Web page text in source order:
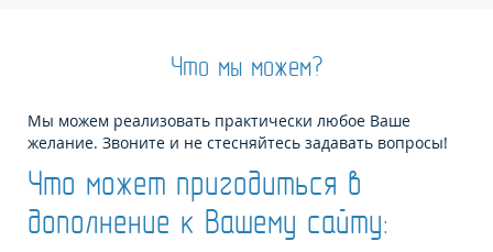
Что мы можем?
Мы можем реализовать практически любое Ваше
желание. Звоните и не стесняйтесь задавать вопросы!
Что может пригодиться в
дополнение к Вашему сайту: